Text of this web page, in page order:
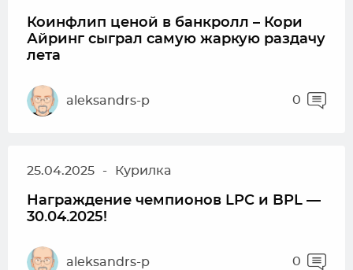
Коинфлип ценой в банкролл – Кори
Айринг сыграл самую жаркую раздачу
лета
aleksandrs-p 0
25.04.2025 - Курилка
Награждение чемпионов LPC и BPL —
30.04.2025!
aleksandrs-p 0